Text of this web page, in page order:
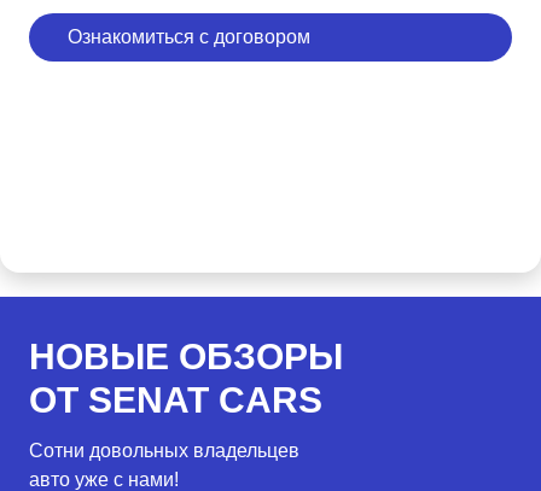
Ознакомиться с договором
НОВЫЕ ОБЗОРЫ
ОТ SENAT CARS
Сотни довольных владельцев
авто уже с нами!